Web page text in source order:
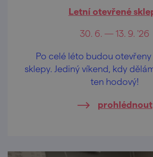
Letní otevřené
30. 6. — 13. 9. '26
Po celé léto budou
sklepy. Jediný víkend, kdy
ten hodový!
prohlédnout